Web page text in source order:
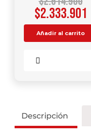
$2.333.901
Añadir al carrito
Descripción